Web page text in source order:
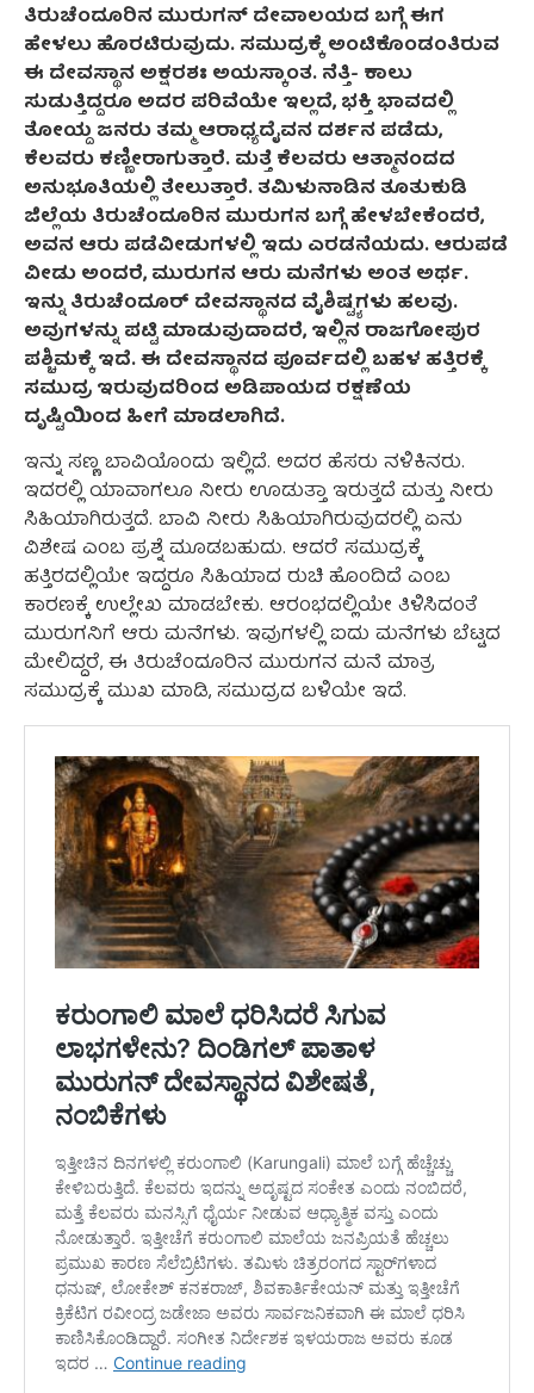
ತಿರುಚೆಂದೂರಿನ ಮುರುಗನ್ ದೇವಾಲಯದ ಬಗ್ಗೆ ಈಗ
ಹೇಳಲು ಹೊರಟಿರುವುದು. ಸಮುದ್ರಕ್ಕೆ ಅಂಟಿಕೊಂಡಂತಿರುವ
ಈ ದೇವಸ್ಥಾನ ಅಕ್ಷರಶಃ ಅಯಸ್ಕಾಂತ. ನೆತ್ತಿ- ಕಾಲು
ಸುಡುತ್ತಿದ್ದರೂ ಅದರ ಪರಿವೆಯೇ ಇಲ್ಲದೆ, ಭಕ್ತಿ ಭಾವದಲ್ಲಿ
ತೋಯ್ದ ಜನರು ತಮ್ಮ ಆರಾಧ್ಯದೈವನ ದರ್ಶನ ಪಡೆದು,
ಕೆಲವರು ಕಣ್ಣೀರಾಗುತ್ತಾರೆ. ಮತ್ತೆ ಕೆಲವರು ಆತ್ಮಾನಂದದ
ಅನುಭೂತಿಯಲ್ಲಿ ತೇಲುತ್ತಾರೆ. ತಮಿಳುನಾಡಿನ ತೂತುಕುಡಿ
ಜಿಲ್ಲೆಯ ತಿರುಚೆಂದೂರಿನ ಮುರುಗನ ಬಗ್ಗೆ ಹೇಳಬೇಕೆಂದರೆ,
ಅವನ ಆರು ಪಡೆವೀಡುಗಳಲ್ಲಿ ಇದು ಎರಡನೆಯದು. ಆರುಪಡೆ
ವೀಡು ಅಂದರೆ, ಮುರುಗನ ಆರು ಮನೆಗಳು ಅಂತ ಅರ್ಥ.
ಇನ್ನು ತಿರುಚೆಂದೂರ್ ದೇವಸ್ಥಾನದ ವೈಶಿಷ್ಟ್ಯಗಳು ಹಲವು.
ಅವುಗಳನ್ನು ಪಟ್ಟಿ ಮಾಡುವುದಾದರೆ, ಇಲ್ಲಿನ ರಾಜಗೋಪುರ
ಪಶ್ಚಿಮಕ್ಕೆ ಇದೆ. ಈ ದೇವಸ್ಥಾನದ ಪೂರ್ವದಲ್ಲಿ ಬಹಳ ಹತ್ತಿರಕ್ಕೆ
ಸಮುದ್ರ ಇರುವುದರಿಂದ ಅಡಿಪಾಯದ ರಕ್ಷಣೆಯ
ದೃಷ್ಟಿಯಿಂದ ಹೀಗೆ ಮಾಡಲಾಗಿದೆ.
ಇನ್ನು ಸಣ್ಣ ಬಾವಿಯೊಂದು ಇಲ್ಲಿದೆ. ಅದರ ಹೆಸರು ನಳಿಕಿನರು.
ಇದರಲ್ಲಿ ಯಾವಾಗಲೂ ನೀರು ಊಡುತ್ತಾ ಇರುತ್ತದೆ ಮತ್ತು ನೀರು
ಸಿಹಿಯಾಗಿರುತ್ತದೆ. ಬಾವಿ ನೀರು ಸಿಹಿಯಾಗಿರುವುದರಲ್ಲಿ ಏನು
ವಿಶೇಷ ಎಂಬ ಪ್ರಶ್ನೆ ಮೂಡಬಹುದು. ಆದರೆ ಸಮುದ್ರಕ್ಕೆ
ಹತ್ತಿರದಲ್ಲಿಯೇ ಇದ್ದರೂ ಸಿಹಿಯಾದ ರುಚಿ ಹೊಂದಿದೆ ಎಂಬ
ಕಾರಣಕ್ಕೆ ಉಲ್ಲೇಖ ಮಾಡಬೇಕು. ಆರಂಭದಲ್ಲಿಯೇ ತಿಳಿಸಿದಂತೆ
ಮುರುಗನಿಗೆ ಆರು ಮನೆಗಳು. ಇವುಗಳಲ್ಲಿ ಐದು ಮನೆಗಳು ಬೆಟ್ಟದ
ಮೇಲಿದ್ದರೆ, ಈ ತಿರುಚೆಂದೂರಿನ ಮುರುಗನ ಮನೆ ಮಾತ್ರ
ಸಮುದ್ರಕ್ಕೆ ಮುಖ ಮಾಡಿ, ಸಮುದ್ರದ ಬಳಿಯೇ ಇದೆ.